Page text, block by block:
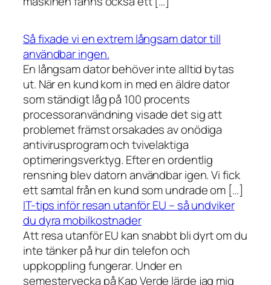
Så fixade vi en extrem långsam dator till
användbar ingen.
En långsam dator behöver inte alltid bytas
ut. När en kund kom in med en äldre dator
som ständigt låg på 100 procents
processoranvändning visade det sig att
problemet främst orsakades av onödiga
antivirusprogram och tvivelaktiga
optimeringsverktyg. Efter en ordentlig
rensning blev datorn användbar igen. Vi fick
ett samtal från en kund som undrade om […]
IT-tips inför resan utanför EU – så undviker
du dyra mobilkostnader
Att resa utanför EU kan snabbt bli dyrt om du
inte tänker på hur din telefon och
uppkoppling fungerar. Under en
semestervecka på Kap Verde lärde jag mig